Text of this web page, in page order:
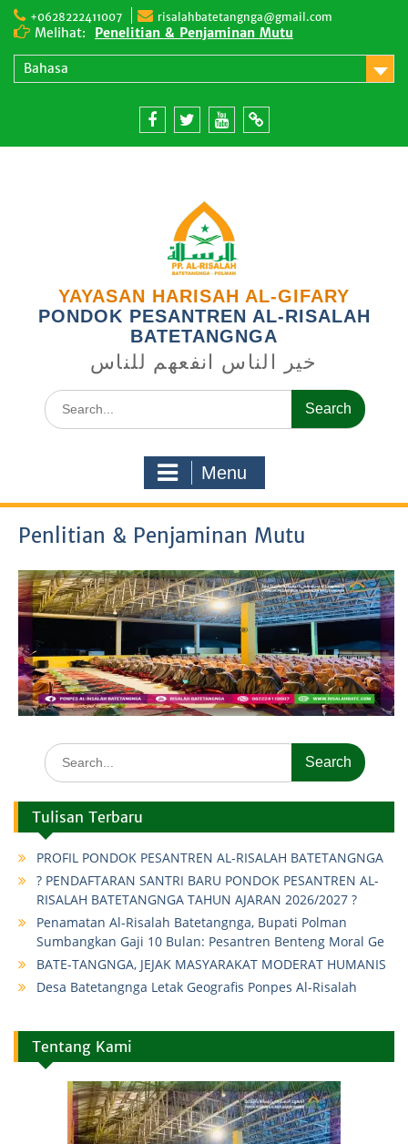
Skip
+0628222411007 risalahbatetangnga@gmail.com
Melihat:
Penelitian & Penjaminan Mutu
Lingkungan Pembelajaran
Bahasa
Facebooktwitteryoutubeemail
YAYASAN HARISAH AL-GIFARY
PONDOK PESANTREN AL-RISALAH
BATETANGNGA
خير الناس انفعهم للناس
Search
for:
Menu
Penlitian & Penjaminan Mutu
Search
for:
Tulisan Terbaru
PROFIL PONDOK PESANTREN AL-RISALAH BATETANGNGA
? PENDAFTARAN SANTRI BARU PONDOK PESANTREN AL-
RISALAH BATETANGNGA TAHUN AJARAN 2026/2027 ?
Penamatan Al-Risalah Batetangnga, Bupati Polman
Sumbangkan Gaji 10 Bulan: Pesantren Benteng Moral Ge
BATE-TANGNGA, JEJAK MASYARAKAT MODERAT HUMANIS
Desa Batetangnga Letak Geografis Ponpes Al-Risalah
Tentang Kami